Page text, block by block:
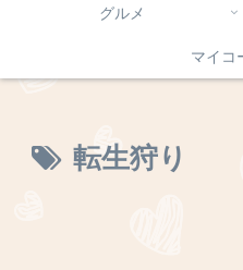
グルメ
マイコ
転生狩り